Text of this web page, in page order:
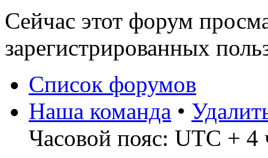
Сейчас этот форум
зарегистрированных
Список форумов
Наша команда •
Часовой пояс: UTC + 4